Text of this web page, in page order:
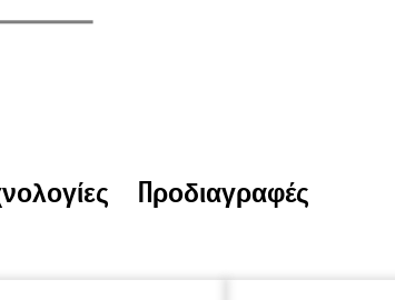
Προδιαγραφές